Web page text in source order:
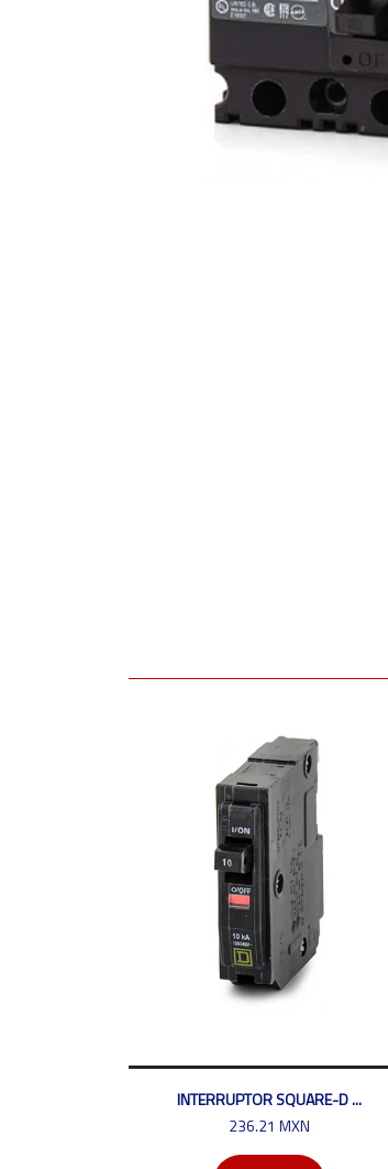
INTERRUPTOR SQUARE-D ...
236.21 MXN